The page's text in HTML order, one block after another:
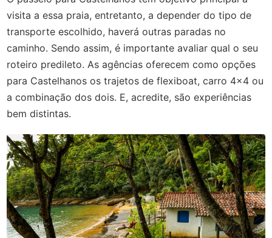
visita a essa praia, entretanto, a depender do tipo de
transporte escolhido, haverá outras paradas no
caminho. Sendo assim, é importante avaliar qual o seu
roteiro predileto. As agências oferecem como opções
para Castelhanos os trajetos de flexiboat, carro 4x4 ou
a combinação dos dois. E, acredite, são experiências
bem distintas.